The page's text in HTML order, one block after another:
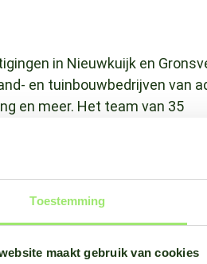
Toestemming
maakt gebruik van cookies
in Nieuwkuijk en
en tuinbouwbedrijven van
en meer. Het team van 35
naar persoonlijke
te behalen.